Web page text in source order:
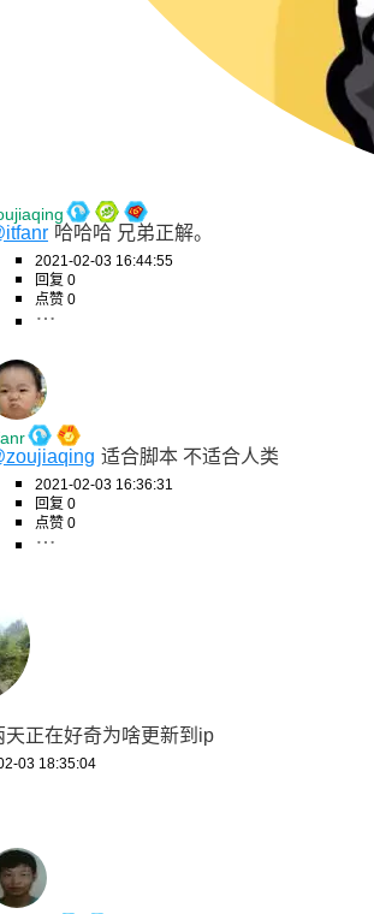
哈哈哈 兄弟正解。
2021-02-03 16:44:55
回复 0
点赞 0
适合脚本 不适合人类
2021-02-03 16:36:31
回复 0
点赞 0
天正在好奇为啥更新到ip
03 18:35:04